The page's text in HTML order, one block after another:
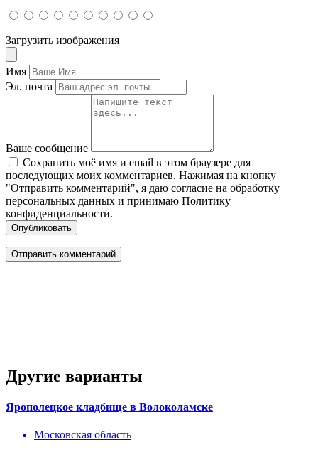
Загрузить изображения
Имя
Эл. почта
Ваше сообщение
Сохранить моё имя и email в этом браузере для
последующих моих комментариев. Нажимая на кнопку
"Отправить комментарий", я даю согласие на обработку
персональных данных и принимаю Политику
конфиденциальности.
Опубликовать
Другие варианты
Ярополецкое кладбище в Волоколамске
Московская область